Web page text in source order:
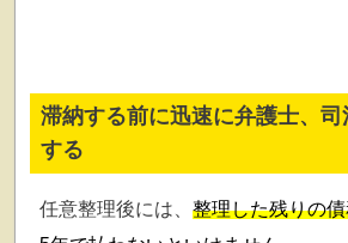
滞納する前に迅速に弁護士、
する
任意整理後には、 整理した残りの